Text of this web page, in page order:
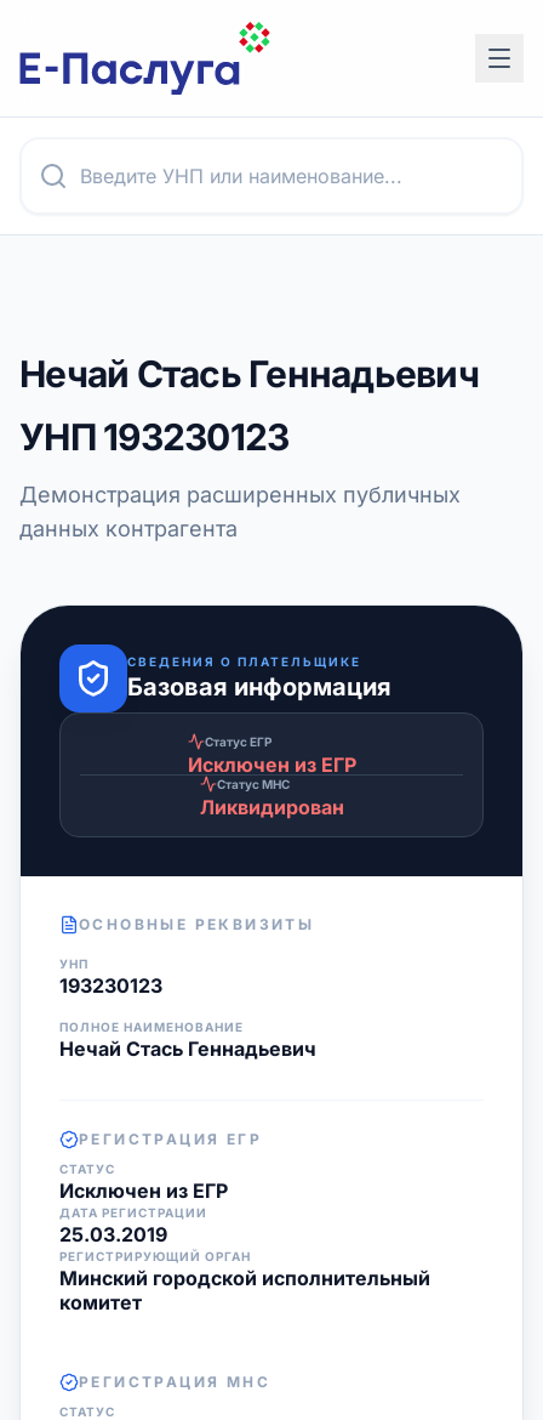
Нечай Стась Геннадьевич
УНП193230123
Демонстрация расширенных публичных
данных контрагента
СВЕДЕНИЯ О ПЛАТЕЛЬЩИКЕ
Базовая информация
Статус ЕГР
Исключен из ЕГР
Статус МНС
Ликвидирован
ОСНОВНЫЕ РЕКВИЗИТЫ
УНП
193230123
ПОЛНОЕ НАИМЕНОВАНИЕ
Нечай Стась Геннадьевич
РЕГИСТРАЦИЯ ЕГР
СТАТУС
Исключен из ЕГР
ДАТА РЕГИСТРАЦИИ
25.03.2019
РЕГИСТРИРУЮЩИЙ ОРГАН
Минский городской исполнительный
комитет
РЕГИСТРАЦИЯ МНС
СТАТУС